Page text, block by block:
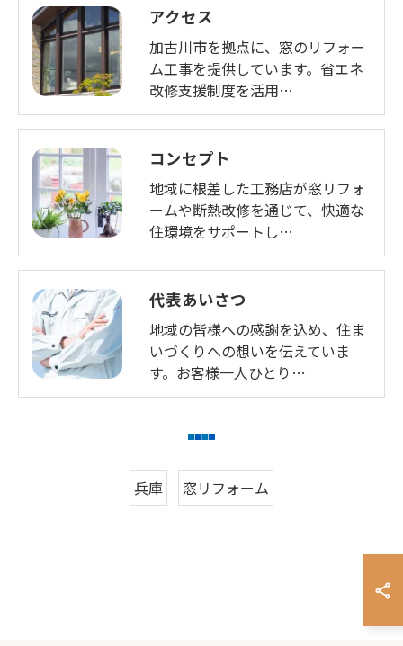
アクセス
加古川市を拠点に、窓のリフォー
ム工事を提供しています。省エネ
改修支援制度を活用…
コンセプト
地域に根差した工務店が窓リフォ
ームや断熱改修を通じて、快適な
住環境をサポートし…
代表あいさつ
地域の皆様への感謝を込め、住ま
いづくりへの想いを伝えていま
す。お客様一人ひとり…
兵庫 窓リフォーム